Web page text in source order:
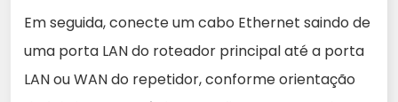
Em seguida, conecte um cabo Ethernet saindo de
uma porta LAN do roteador principal até a porta
LAN ou WAN do repetidor, conforme orientação